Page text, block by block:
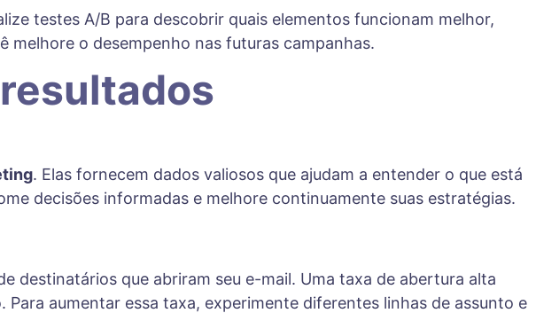
testes A/B para descobrir quais elementos funcionam melhor,
melhore o desempenho nas futuras campanhas.
. Elas fornecem dados valiosos que ajudam a entender o que está
decisões informadas e melhore continuamente suas estratégias.
destinatários que abriram seu e-mail. Uma taxa de abertura alta
aumentar essa taxa, experimente diferentes linhas de assunto e